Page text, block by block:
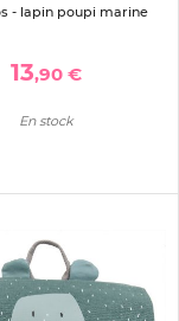
- lapin poupi marine
13,90 €
En stock